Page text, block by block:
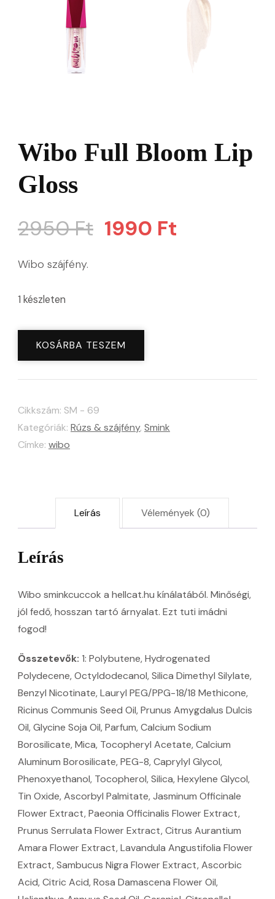
Wibo Full Bloom Lip
Gloss
2950Ft Original
1990 Ft
Wibo szájfény.
1 készleten
Wibo
Gloss
mennyiség
KOSÁRBA TESZEM
Cikkszám: SM - 69
Kategóriák: Rúzs & szájfény, Smink
Címke: wibo
Leírás Vélemények (0)
Leírás
Wibo sminkcuccok a hellcat.hu kínálatából. Minőségi,
jól fedő, hosszan tartó árnyalat. Ezt tuti imádni
fogod!
Összetevők: 1: Polybutene, Hydrogenated
Polydecene, Octyldodecanol, Silica Dimethyl Silylate,
Benzyl Nicotinate, Lauryl PEG/PPG-18/18 Methicone,
Ricinus Communis Seed Oil, Prunus Amygdalus Dulcis
Oil, Glycine Soja Oil, Parfum, Calcium Sodium
Borosilicate, Mica, Tocopheryl Acetate, Calcium
Aluminum Borosilicate, PEG-8, Caprylyl Glycol,
Phenoxyethanol, Tocopherol, Silica, Hexylene Glycol,
Tin Oxide, Ascorbyl Palmitate, Jasminum Officinale
Flower Extract, Paeonia Officinalis Flower Extract,
Prunus Serrulata Flower Extract, Citrus Aurantium
Amara Flower Extract, Lavandula Angustifolia Flower
Extract, Sambucus Nigra Flower Extract, Ascorbic
Acid, Citric Acid, Rosa Damascena Flower Oil,